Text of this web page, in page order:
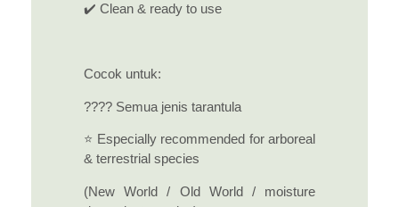
✔️ Clean & ready to use
Cocok untuk:
????️ Semua jenis tarantula
⭐ Especially recommended for arboreal
& terrestrial species
(New World / Old World / moisture